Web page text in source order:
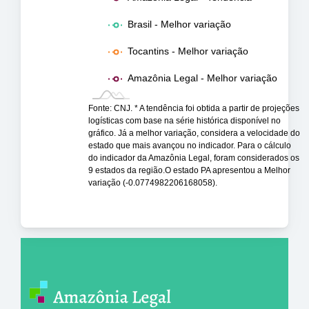
Brasil - Melhor variação
Tocantins - Melhor variação
Amazônia Legal - Melhor variação
Fonte: CNJ. * A tendência foi obtida a partir de projeções
logísticas com base na série histórica disponível no
gráfico. Já a melhor variação, considera a velocidade do
estado que mais avançou no indicador. Para o cálculo
do indicador da Amazônia Legal, foram considerados os
9 estados da região.O estado PA apresentou a Melhor
variação (-0.0774982206168058).